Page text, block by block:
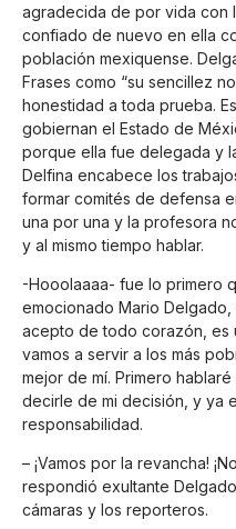
agradecida de por vida con
confiado de nuevo en ella
población mexiquense.
Frases como “su sencillez
honestidad a toda prueba.
gobiernan el Estado de
porque ella fue delegada y
Delfina encabece los
formar comités de defensa
una por una y la profesora
y al mismo tiempo hablar.
-Hooolaaaa- fue lo primero
emocionado Mario
acepto de todo corazón, es
vamos a servir a los más
mejor de mí. Primero
decirle de mi decisión, y ya
responsabilidad.
– ¡Vamos por la revancha!
respondió exultante
cámaras y los reporteros.